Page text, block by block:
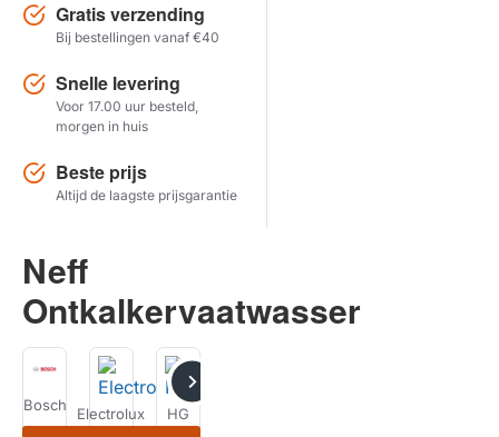
Model
Herstel zoekopdracht
Gratis verzending
Bij bestellingen vanaf €40
Snelle levering
Voor 17.00 uur besteld,
morgen in huis
Beste prijs
Altijd de laagste prijsgarantie
Neff
Ontkalkervaatwasser
Bosch
Electrolux HG